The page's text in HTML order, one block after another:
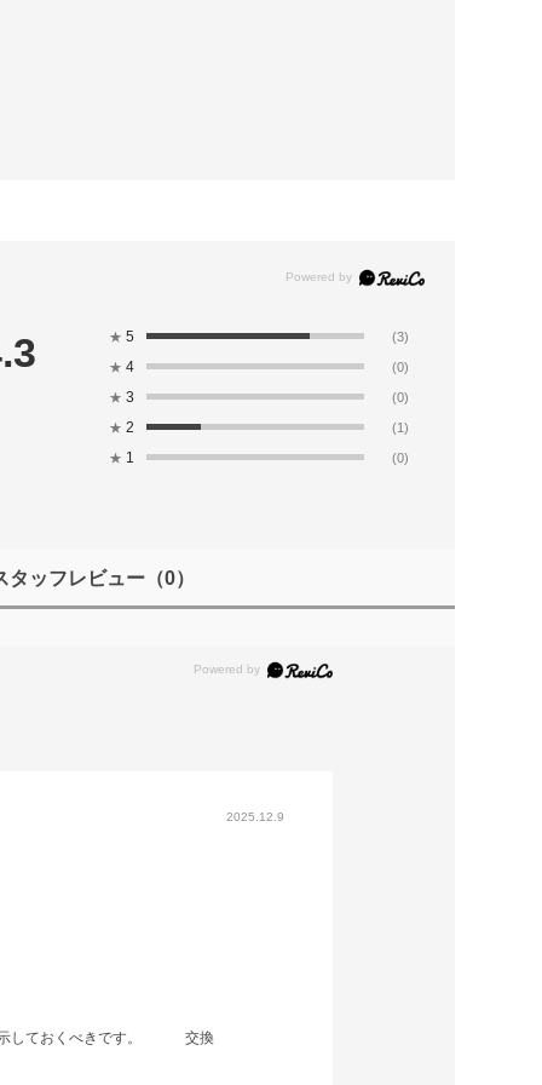
★ 5 (3)
★ 4 (0)
★ 3 (0)
★ 2 (1)
★ 1 (0)
タッフレビュー（0）
2025.12.9
に示しておくべきです。 交換